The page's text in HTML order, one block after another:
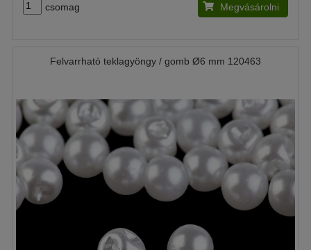
csomag Megvásárolni
Felvarrható teklagyöngy / gomb Ø6 mm 120463